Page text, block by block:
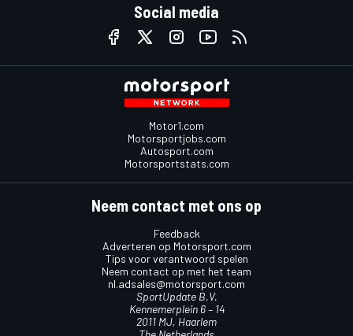
Social media
Motor1.com
Motorsportjobs.com
Autosport.com
Motorsportstats.com
Neem contact met ons op
Feedback
Adverteren op Motorsport.com
Tips voor verantwoord spelen
Neem contact op met het team
nl.adsales@motorsport.com
SportUpdate B.V.
Kennemerplein 6 – 14
2011 MJ, Haarlem